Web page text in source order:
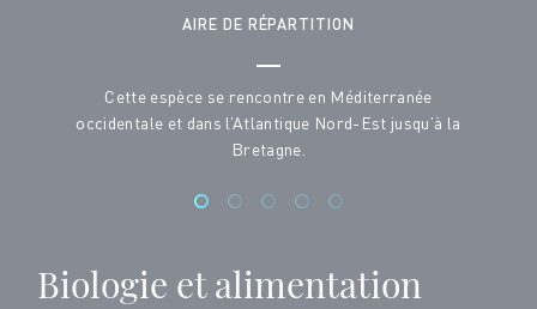
AIRE DE RÉPARTITION
Cette espèce se rencontre en Méditerranée
occidentale et dans l’Atlantique Nord-Est jusqu’à la
Bretagne.
Biologie et alimentation